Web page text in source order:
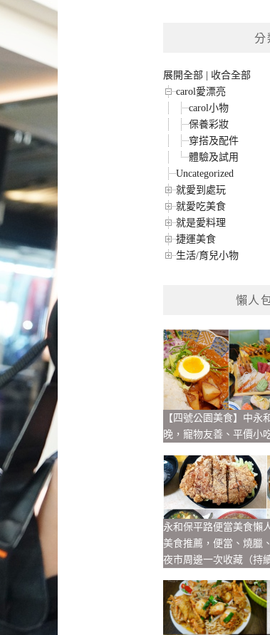
分
展開全部 | 收合全部
carol愛漂亮
carol小物
保養彩妝
穿搭及配件
體驗及試用
Uncategorized
就愛到處玩
就愛吃美食
就是愛料理
捷運美食
生活/育兒小物
懶人
【四號公園美食】中永
晚，寵物友善、平價小
永和保平路便當美食懶
美食推薦，便當、燒臘
夜市周邊一次收藏（持